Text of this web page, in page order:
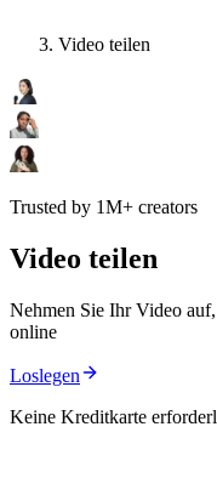
Video teilen
Trusted by 1M+ creators
Video teilen
Nehmen Sie Ihr Video
online
Loslegen
Keine Kreditkarte